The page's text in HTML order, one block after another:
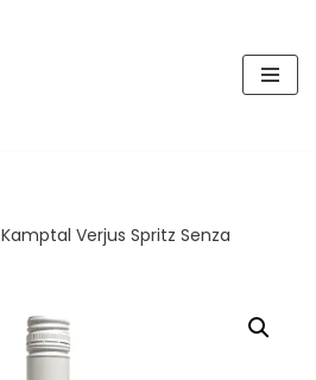
Kamptal Verjus Spritz Senza